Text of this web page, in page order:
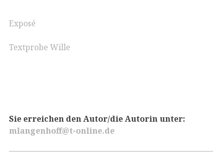
Exposé
Textprobe Wille
Sie erreichen den Autor/die Autorin unter:
mlangenhoff@t-online.de